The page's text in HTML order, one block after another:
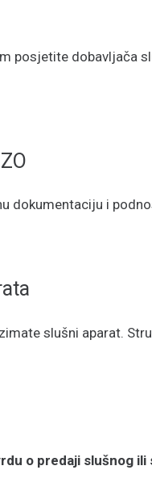
posjetite dobavljača
dokumentaciju i
slušni aparat.
o predaji slušnog